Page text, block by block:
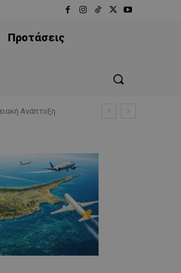
Προτάσεις
Ανάπτυξη